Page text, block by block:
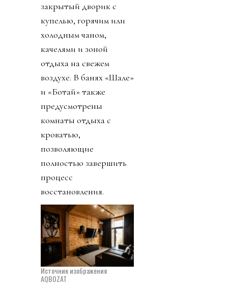
закрытый дворик с
купелью, горячим или
холодным чаном,
качелями и зоной
отдыха на свежем
воздухе. В банях «Шале»
и «Ботай» также
предусмотрены
комнаты отдыха с
кроватью,
позволяющие
полностью завершить
процесс
восстановления.
Источник изображения
AQBOZAT